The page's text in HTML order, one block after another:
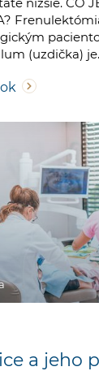
(uzdička)
a jeho